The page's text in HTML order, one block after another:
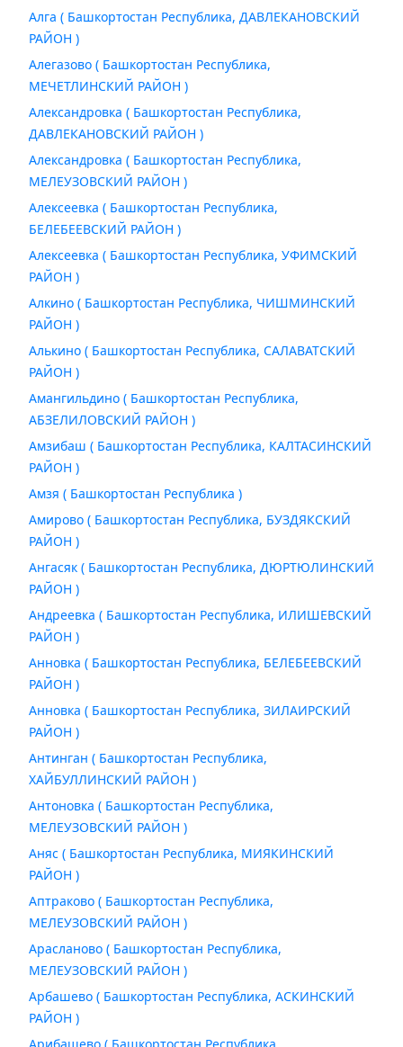
Алга ( Башкортостан Республика, ДАВЛЕКАНОВСКИЙ
РАЙОН )
Алегазово ( Башкортостан Республика,
МЕЧЕТЛИНСКИЙ РАЙОН )
Александровка ( Башкортостан Республика,
ДАВЛЕКАНОВСКИЙ РАЙОН )
Александровка ( Башкортостан Республика,
МЕЛЕУЗОВСКИЙ РАЙОН )
Алексеевка ( Башкортостан Республика,
БЕЛЕБЕЕВСКИЙ РАЙОН )
Алексеевка ( Башкортостан Республика, УФИМСКИЙ
РАЙОН )
Алкино ( Башкортостан Республика, ЧИШМИНСКИЙ
РАЙОН )
Алькино ( Башкортостан Республика, САЛАВАТСКИЙ
РАЙОН )
Амангильдино ( Башкортостан Республика,
АБЗЕЛИЛОВСКИЙ РАЙОН )
Амзибаш ( Башкортостан Республика, КАЛТАСИНСКИЙ
РАЙОН )
Амзя ( Башкортостан Республика )
Амирово ( Башкортостан Республика, БУЗДЯКСКИЙ
РАЙОН )
Ангасяк ( Башкортостан Республика, ДЮРТЮЛИНСКИЙ
РАЙОН )
Андреевка ( Башкортостан Республика, ИЛИШЕВСКИЙ
РАЙОН )
Анновка ( Башкортостан Республика, БЕЛЕБЕЕВСКИЙ
РАЙОН )
Анновка ( Башкортостан Республика, ЗИЛАИРСКИЙ
РАЙОН )
Антинган ( Башкортостан Республика,
ХАЙБУЛЛИНСКИЙ РАЙОН )
Антоновка ( Башкортостан Республика,
МЕЛЕУЗОВСКИЙ РАЙОН )
Аняс ( Башкортостан Республика, МИЯКИНСКИЙ
РАЙОН )
Аптраково ( Башкортостан Республика,
МЕЛЕУЗОВСКИЙ РАЙОН )
Арасланово ( Башкортостан Республика,
МЕЛЕУЗОВСКИЙ РАЙОН )
Арбашево ( Башкортостан Республика, АСКИНСКИЙ
РАЙОН )